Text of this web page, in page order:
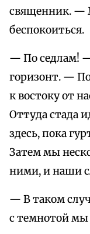
священник. —
беспокоиться.
— По седлам! —
горизонт. —
к востоку от
Оттуда стада
здесь, пока
Затем мы
ними, и наши
— В таком
с темнотой мы